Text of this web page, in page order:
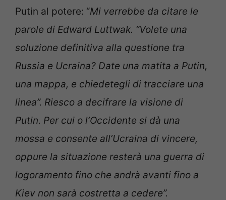
Putin al potere: “Mi verrebbe da citare le
parole di Edward Luttwak. “Volete una
soluzione definitiva alla questione tra
Russia e Ucraina? Date una matita a Putin,
una mappa, e chiedetegli di tracciare una
linea”. Riesco a decifrare la visione di
Putin. Per cui o l’Occidente si dà una
mossa e consente all’Ucraina di vincere,
oppure la situazione resterà una guerra di
logoramento fino che andrà avanti fino a
Kiev non sarà costretta a cedere”.